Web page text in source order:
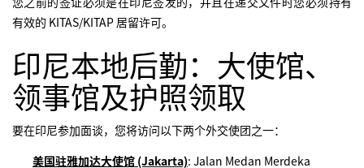
有效的 KITAS/KITAP 居留许可。
印尼本地后勤：大使馆、
领事馆及护照领取
要在印尼参加面谈，您将访问以下两个外交使团之一：
美国驻雅加达大使馆 (Jakarta): Jalan Medan Merdeka